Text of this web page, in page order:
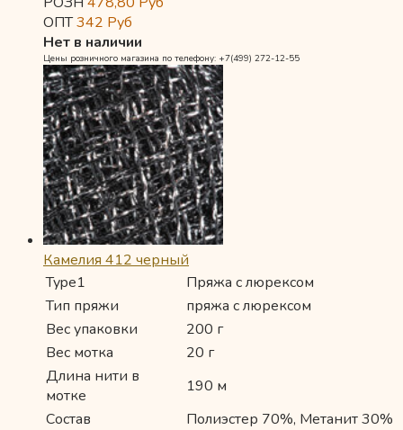
ОПТ342 Руб
Нет в наличии
Цены розничного магазина по телефону: +7(499) 272-12-55
Камелия 412 черный
Type1
Пряжа с люрексом
Тип пряжи
пряжа с люрексом
Вес упаковки
200 г
Вес мотка
20 г
Длина нити в
мотке
190 м
Состав
Полиэстер 70%, Метанит 30%